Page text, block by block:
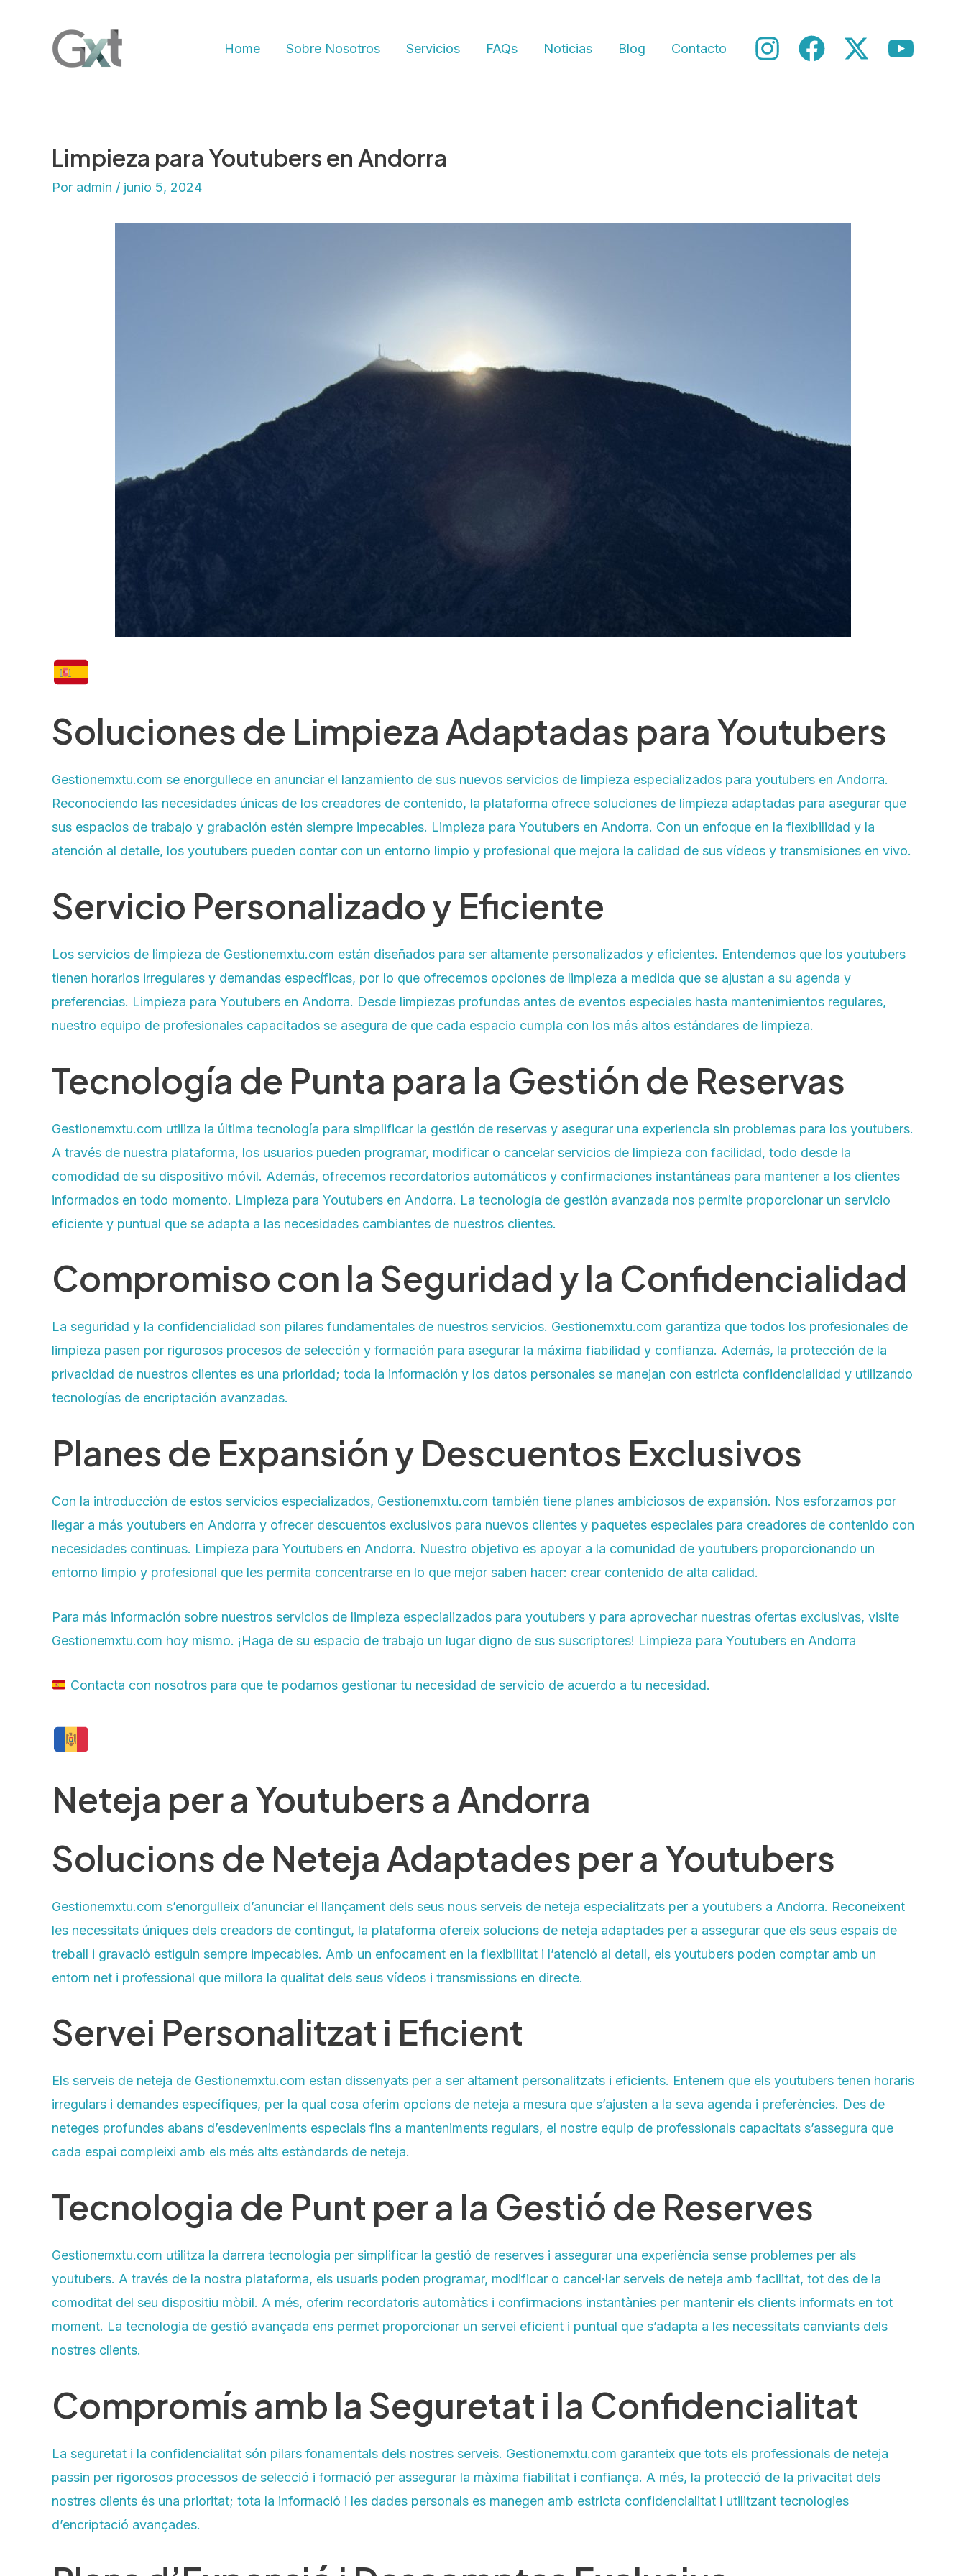
contenido
Home Sobre Nosotros Servicios FAQs Noticias Blog Contacto
Limpieza para Youtubers en Andorra
Por admin / junio 5, 2024
Soluciones de Limpieza Adaptadas para Youtubers
Gestionemxtu.com se enorgullece en anunciar el lanzamiento de sus nuevos servicios de limpieza especializados para youtubers en Andorra.
Reconociendo las necesidades únicas de los creadores de contenido, la plataforma ofrece soluciones de limpieza adaptadas para asegurar que
sus espacios de trabajo y grabación estén siempre impecables. Limpieza para Youtubers en Andorra. Con un enfoque en la flexibilidad y la
atención al detalle, los youtubers pueden contar con un entorno limpio y profesional que mejora la calidad de sus vídeos y transmisiones en vivo.
Servicio Personalizado y Eficiente
Los servicios de limpieza de Gestionemxtu.com están diseñados para ser altamente personalizados y eficientes. Entendemos que los youtubers
tienen horarios irregulares y demandas específicas, por lo que ofrecemos opciones de limpieza a medida que se ajustan a su agenda y
preferencias. Limpieza para Youtubers en Andorra. Desde limpiezas profundas antes de eventos especiales hasta mantenimientos regulares,
nuestro equipo de profesionales capacitados se asegura de que cada espacio cumpla con los más altos estándares de limpieza.
Tecnología de Punta para la Gestión de Reservas
Gestionemxtu.com utiliza la última tecnología para simplificar la gestión de reservas y asegurar una experiencia sin problemas para los youtubers.
A través de nuestra plataforma, los usuarios pueden programar, modificar o cancelar servicios de limpieza con facilidad, todo desde la
comodidad de su dispositivo móvil. Además, ofrecemos recordatorios automáticos y confirmaciones instantáneas para mantener a los clientes
informados en todo momento. Limpieza para Youtubers en Andorra. La tecnología de gestión avanzada nos permite proporcionar un servicio
eficiente y puntual que se adapta a las necesidades cambiantes de nuestros clientes.
Compromiso con la Seguridad y la Confidencialidad
La seguridad y la confidencialidad son pilares fundamentales de nuestros servicios. Gestionemxtu.com garantiza que todos los profesionales de
limpieza pasen por rigurosos procesos de selección y formación para asegurar la máxima fiabilidad y confianza. Además, la protección de la
privacidad de nuestros clientes es una prioridad; toda la información y los datos personales se manejan con estricta confidencialidad y utilizando
tecnologías de encriptación avanzadas.
Planes de Expansión y Descuentos Exclusivos
Con la introducción de estos servicios especializados, Gestionemxtu.com también tiene planes ambiciosos de expansión. Nos esforzamos por
llegar a más youtubers en Andorra y ofrecer descuentos exclusivos para nuevos clientes y paquetes especiales para creadores de contenido con
necesidades continuas. Limpieza para Youtubers en Andorra. Nuestro objetivo es apoyar a la comunidad de youtubers proporcionando un
entorno limpio y profesional que les permita concentrarse en lo que mejor saben hacer: crear contenido de alta calidad.
Para más información sobre nuestros servicios de limpieza especializados para youtubers y para aprovechar nuestras ofertas exclusivas, visite
Gestionemxtu.com hoy mismo. ¡Haga de su espacio de trabajo un lugar digno de sus suscriptores! Limpieza para Youtubers en Andorra
Contacta con nosotros para que te podamos gestionar tu necesidad de servicio de acuerdo a tu necesidad.
Neteja per a Youtubers a Andorra
Solucions de Neteja Adaptades per a Youtubers
Gestionemxtu.com s’enorgulleix d’anunciar el llançament dels seus nous serveis de neteja especialitzats per a youtubers a Andorra. Reconeixent
les necessitats úniques dels creadors de contingut, la plataforma ofereix solucions de neteja adaptades per a assegurar que els seus espais de
treball i gravació estiguin sempre impecables. Amb un enfocament en la flexibilitat i l’atenció al detall, els youtubers poden comptar amb un
entorn net i professional que millora la qualitat dels seus vídeos i transmissions en directe.
Servei Personalitzat i Eficient
Els serveis de neteja de Gestionemxtu.com estan dissenyats per a ser altament personalitzats i eficients. Entenem que els youtubers tenen horaris
irregulars i demandes específiques, per la qual cosa oferim opcions de neteja a mesura que s’ajusten a la seva agenda i preferències. Des de
neteges profundes abans d’esdeveniments especials fins a manteniments regulars, el nostre equip de professionals capacitats s’assegura que
cada espai compleixi amb els més alts estàndards de neteja.
Tecnologia de Punt per a la Gestió de Reserves
Gestionemxtu.com utilitza la darrera tecnologia per simplificar la gestió de reserves i assegurar una experiència sense problemes per als
youtubers. A través de la nostra plataforma, els usuaris poden programar, modificar o cancel·lar serveis de neteja amb facilitat, tot des de la
comoditat del seu dispositiu mòbil. A més, oferim recordatoris automàtics i confirmacions instantànies per mantenir els clients informats en tot
moment. La tecnologia de gestió avançada ens permet proporcionar un servei eficient i puntual que s’adapta a les necessitats canviants dels
nostres clients.
Compromís amb la Seguretat i la Confidencialitat
La seguretat i la confidencialitat són pilars fonamentals dels nostres serveis. Gestionemxtu.com garanteix que tots els professionals de neteja
passin per rigorosos processos de selecció i formació per assegurar la màxima fiabilitat i confiança. A més, la protecció de la privacitat dels
nostres clients és una prioritat; tota la informació i les dades personals es manegen amb estricta confidencialitat i utilitzant tecnologies
d’encriptació avançades.